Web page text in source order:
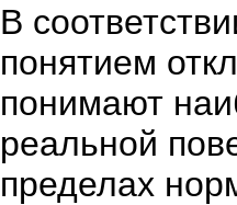
В
понятием
понимают
реальной
пределах